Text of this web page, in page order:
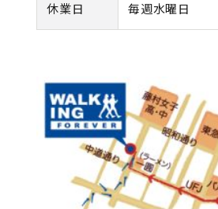
休業日 毎週水曜日